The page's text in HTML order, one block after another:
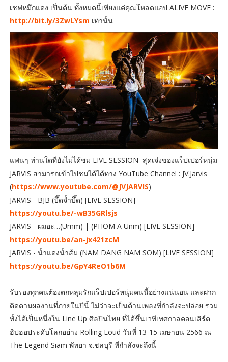
เชฟหมึกแดง เป็นต้น ทั้งหมดนี้เพียงแค่คุณโหลดแอป ALIVE MOVE :
http://bit.ly/3ZwLYsm เท่านั้น
แฟนๆ ท่านใดที่ยังไม่ได้ชม LIVE SESSION สุดเจ๋งของแร็ปเปอร์หนุ่ม
JARVIS สามารถเข้าไปชมได้ได้ทาง YouTube Channel : JV.Jarvis
(https://www.youtube.com/@JVJARVIS)
JARVIS - BJB (บึ๊ดจ้ำบึ๊ด) [LIVE SESSION]
https://youtu.be/-wB35GRlsjs
JARVIS - ผมอะ…(Umm) | (PHOM A Unm) [LIVE SESSION]
https://youtu.be/an-jx421zcM
JARVIS - น้ำแดงน้ำส้ม (NAM DANG NAM SOM) [LIVE SESSION]
https://youtu.be/GpY4ReO1b6M
รับรองทุกคนต้องตกหลุมรักแร็ปเปอร์หนุ่มคนนี้อย่างแน่นอน และฝาก
ติดตามผลงานที่ภายในปีนี้ ไม่ว่าจะเป็นด้านเพลงที่กำลังจะปล่อย รวม
ทั้งได้เป็นหนึ่งใน Line Up ศิลปินไทย ที่ได้ขึ้นเวทีเทศกาลคอนเสิร์ต
ฮิปฮอประดับโลกอย่าง Rolling Loud วันที่ 13-15 เมษายน 2566 ณ
The Legend Siam พัทยา จ.ชลบุรี ที่กำลังจะถึงนี้